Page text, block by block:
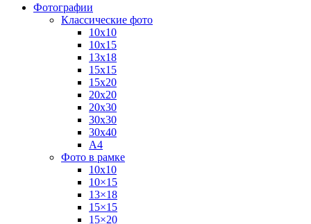
Фотографии
Классические фото
10х10
10х15
13х18
15х15
15х20
20х20
20х30
30х30
30х40
А4
Фото в рамке
10х10
10×15
13×18
15×15
15×20